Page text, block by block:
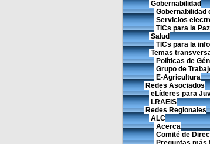
Gobernabilidad
Gobernabilidad
Servicios
TICs para la Paz
Salud
TICs para la
Temas
Políticas de
Grupo de
E-Agricultura
Redes Asociados
eLíderes para
LRAEIS
Redes Regionales
ALC
Acerca
Comité de